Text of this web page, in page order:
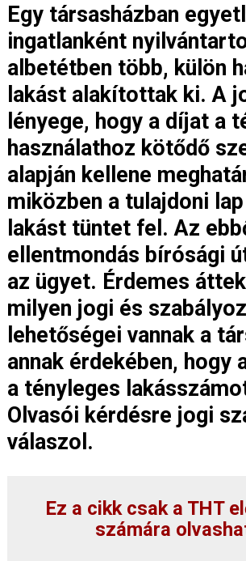
Egy társasházban
ingatlanként
albetétben több, külön
lakást alakítottak ki. A
lényege, hogy a díjat a
használathoz kötődő
alapján kellene
miközben a tulajdoni
lakást tüntet fel. Az
ellentmondás bírósági
az ügyet. Érdemes
milyen jogi és
lehetőségei vannak a
annak érdekében, hogy
a tényleges
Olvasói kérdésre jogi
válaszol.
Ez a cikk csak a THT
számára